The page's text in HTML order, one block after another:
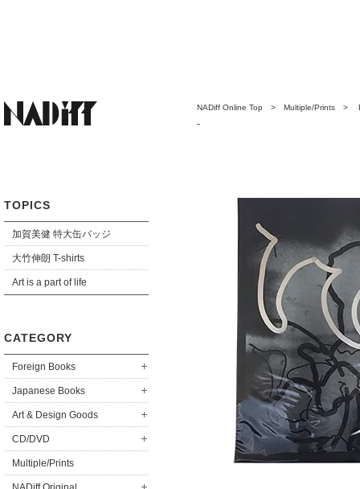
TOPICS
加賀美健 特大缶バッジ
大竹伸朗 T-shirts
Art is a part of life
CATEGORY
Foreign Books
Japanese Books
Art & Design Goods
CD/DVD
Multiple/Prints
NADiff Online Top > Multiple/Prints >
-